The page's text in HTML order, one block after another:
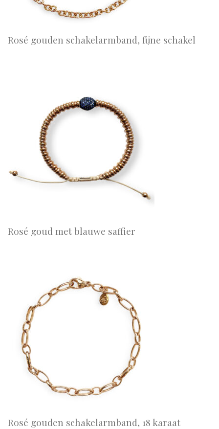
Rosé gouden schakelarmband, fijne schakel
Rosé goud met blauwe saffier
Rosé gouden schakelarmband, 18 karaat